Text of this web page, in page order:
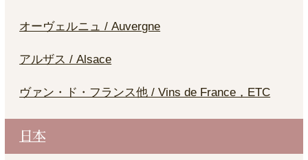
オーヴェルニュ / Auvergne
アルザス / Alsace
ヴァン・ド・フランス他 / Vins de France，ETC
日本